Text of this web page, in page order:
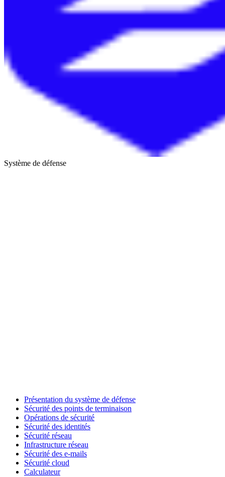
Système de défense
Présentation du système de défense
Sécurité des points de terminaison
Opérations de sécurité
Sécurité des identités
Sécurité réseau
Infrastructure réseau
Sécurité des e-mails
Sécurité cloud
Calculateur